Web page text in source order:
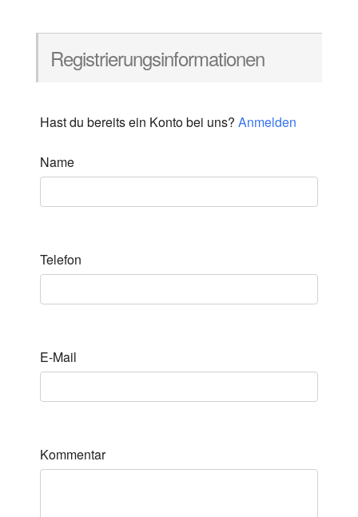
Registrierungsinformationen
Hast du bereits ein Konto bei uns? Anmelden
Name
Telefon
E-Mail
Kommentar